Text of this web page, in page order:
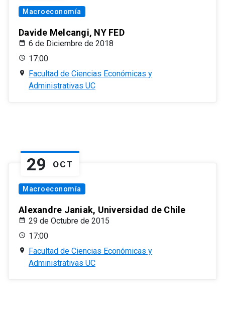
Macroeconomía
Davide Melcangi, NY FED
6 de Diciembre de 2018
17:00
Facultad de Ciencias Económicas y
Administrativas UC
29 OCT
Macroeconomía
Alexandre Janiak, Universidad de Chile
29 de Octubre de 2015
17:00
Facultad de Ciencias Económicas y
Administrativas UC